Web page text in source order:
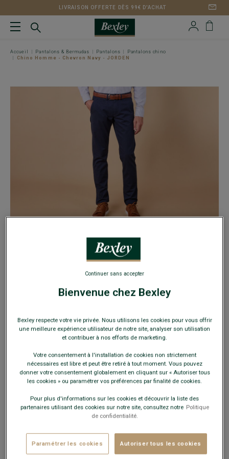
LIVRAISON OFFERTE DÈS 99€ D'ACHAT
Accueil Pantalons & Bermudas Pantalons
Pantalons chino
Chino Homme - Chevron Navy - JORDEN
Coupe Ajustée - Chevron fin double fil
Payez en plusieurs fois dès 199€ d'achat
COULEURS DISPONIBLES
Bienvenue chez Bexley
Bexley respecte votre vie privée. Nous utilisons les cookies pour vous offrir
une meilleure expérience utilisateur de notre site, analyser son utilisation
et contribuer à nos efforts de marketing.
Votre consentement à l'installation de cookies non strictement
nécessaires est libre et peut être retiré à tout moment. Vous pouvez
donner votre consentement globalement en cliquant sur « Autoriser tous
les cookies » ou paramétrer vos préférences par finalité de cookies.
Pour plus d'informations sur les cookies et découvrir la liste des
partenaires utilisant des cookies sur notre site, consultez notre Politique
de confidentialité.
Paramétrer les cookies Autoriser tous les cookies
Continuer sans accepter